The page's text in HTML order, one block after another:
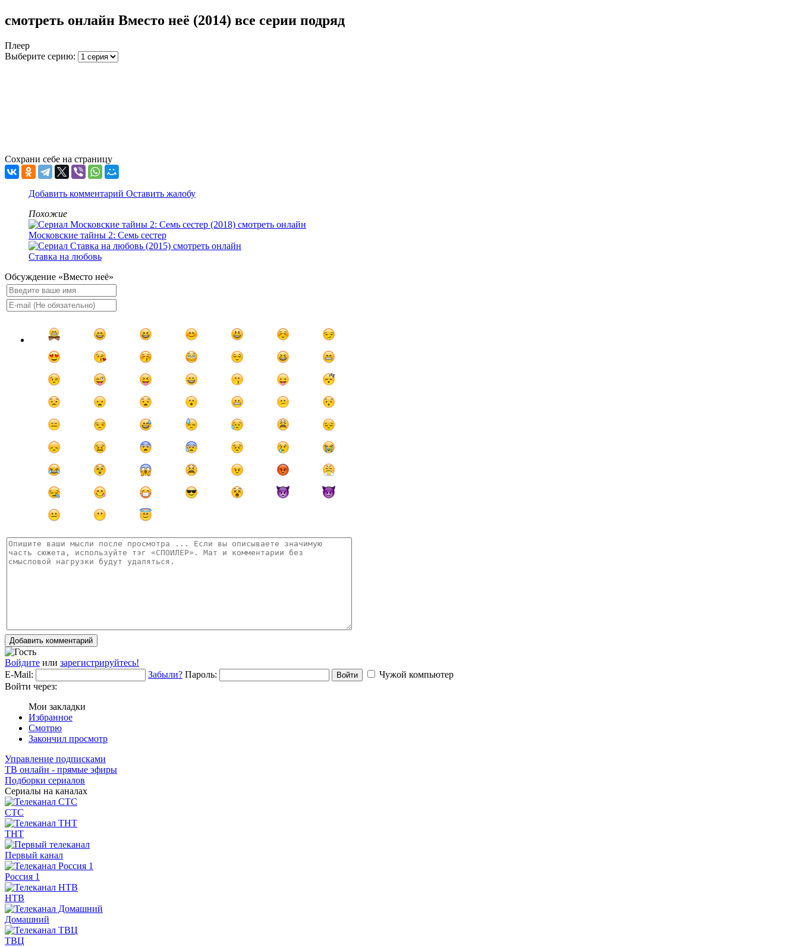
смотреть онлайн Вместо неё (2014) все серии подряд
Плеер
Выберите серию:
Сохрани себе на страницу
Добавить комментарий Оставить жалобу
Похожие
Московские тайны 2: Семь сестер
Ставка на любовь
Обсуждение «Вместо неё»
Добавить комментарий
Войдите или зарегистрируйтесь!
E-Mail:
Забыли? Пароль: Войти
Чужой компьютер
Войти через:
Мои закладки
Избранное
Смотрю
Закончил просмотр
Управление подписками
ТВ онлайн - прямые эфиры
Подборки сериалов
Сериалы на каналах
СТС
ТНТ
Первый канал
Россия 1
НТВ
Домашний
ТВЦ